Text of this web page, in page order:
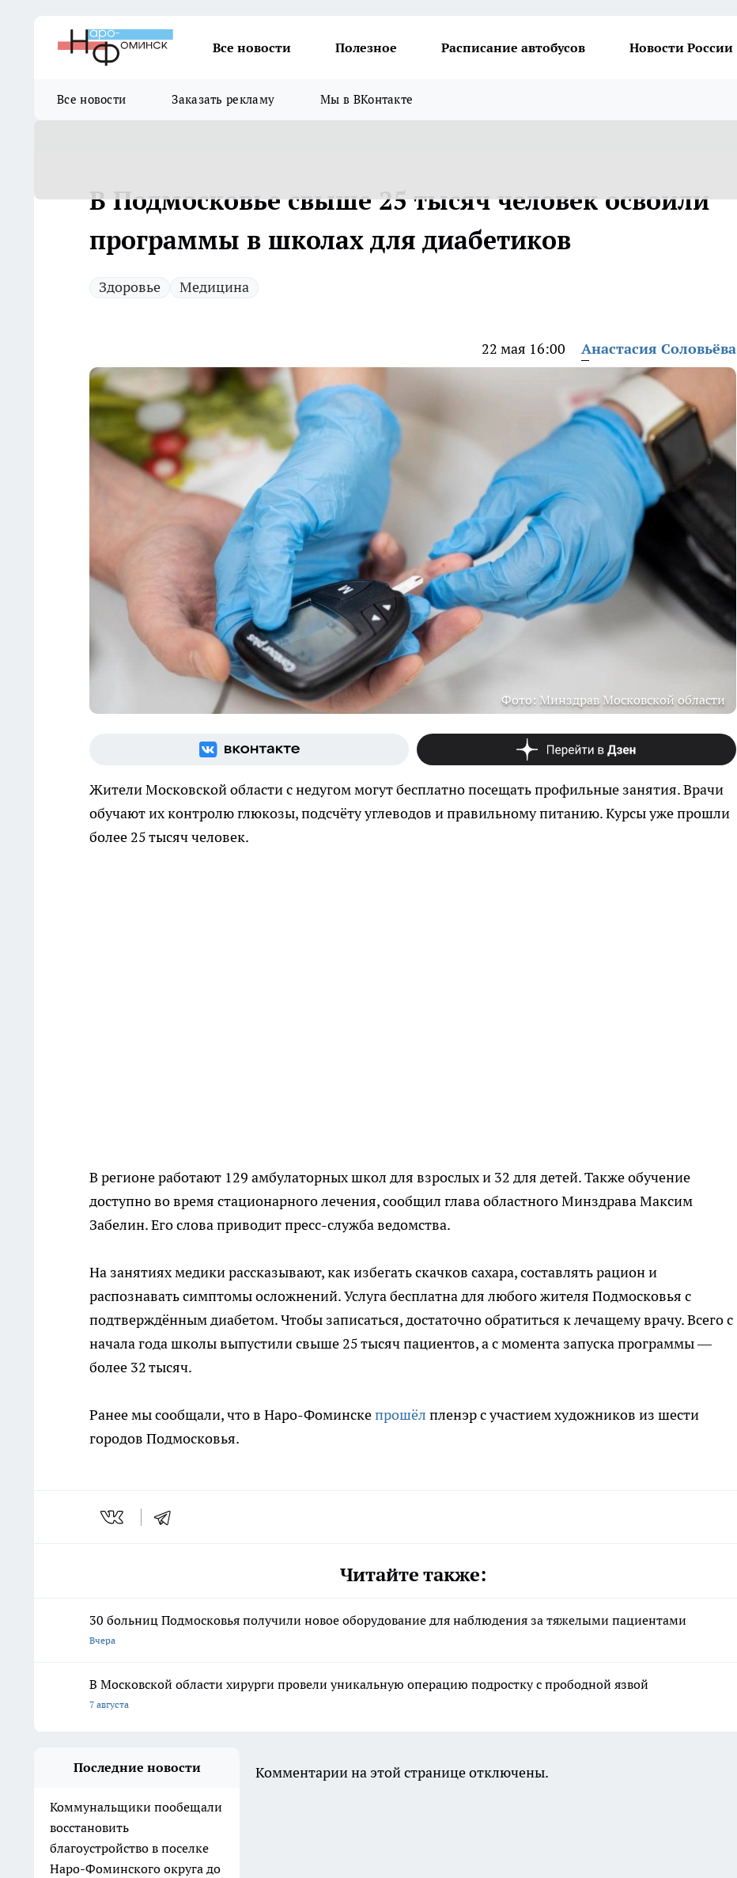
Все новости Полезное Расписание автобусов Новости России
Все новости Заказать рекламу Мы в ВКонтакте
В Подмосковье свыше 25 тысяч человек освоили
программы в школах для диабетиков
Здоровье Медицина
22 мая 16:00 Анастасия Соловьёва
Фото: Минздрав Московской области
Жители Московской области с недугом могут бесплатно посещать профильные занятия. Врачи
обучают их контролю глюкозы, подсчёту углеводов и правильному питанию. Курсы уже прошли
более 25 тысяч человек.
В регионе работают 129 амбулаторных школ для взрослых и 32 для детей. Также обучение
доступно во время стационарного лечения, сообщил глава областного Минздрава Максим
Забелин. Его слова приводит пресс-служба ведомства.
На занятиях медики рассказывают, как избегать скачков сахара, составлять рацион и
распознавать симптомы осложнений. Услуга бесплатна для любого жителя Подмосковья с
подтверждённым диабетом. Чтобы записаться, достаточно обратиться к лечащему врачу. Всего с
начала года школы выпустили свыше 25 тысяч пациентов, а с момента запуска программы —
более 32 тысяч.
Ранее мы сообщали, что в Наро-Фоминскепрошёл пленэр с участием художников из шести
городов Подмосковья.
Читайте также:
30 больниц Подмосковья получили новое оборудование для наблюдения за тяжелыми пациентами
Вчера
В Московской области хирурги провели уникальную операцию подростку с прободной язвой
7 августа
Последние новости
Коммунальщики пообещали
восстановить
благоустройство в поселке
Наро-Фоминского округа до
Комментарии на этой странице отключены.